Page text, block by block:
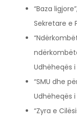
“Baza
Sekretare e
Udhëheqës
“SMU dhe
Udhëheqës
“Zyra e